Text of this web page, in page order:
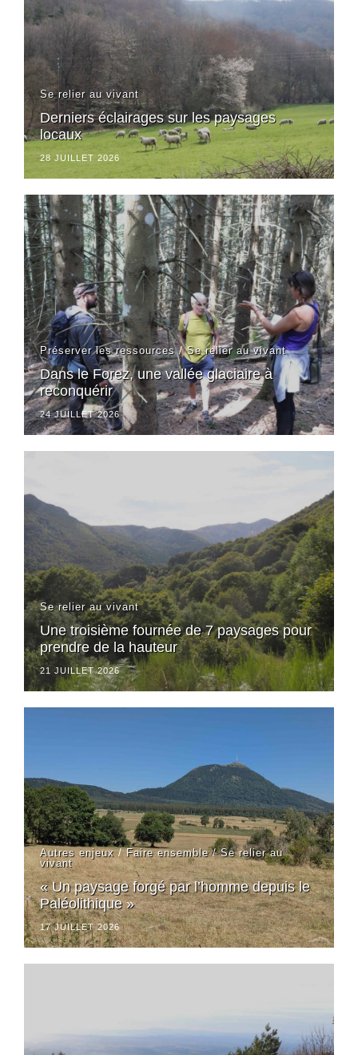
Se relier au vivant
Derniers éclairages sur les paysages
locaux
28 JUILLET 2026
Préserver les ressources/Se relier au vivant
Dans le Forez, une vallée glaciaire à
reconquérir
24 JUILLET 2026
Se relier au vivant
Une troisième fournée de 7 paysages pour
prendre de la hauteur
21 JUILLET 2026
Autres enjeux/Faire ensemble/Se relier au
vivant
« Un paysage forgé par l’homme depuis le
Paléolithique »
17 JUILLET 2026